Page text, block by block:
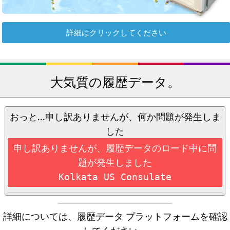
詳細はクリックしてください
大気質の履歴データ。
おっと...申し訳ありませんが、何か問題が発生しま
した
申し訳ありませんが、履歴データのロード中に問
題が発生しました
Kolkata US Consulate
詳細については、履歴データ プラットフォームを確認